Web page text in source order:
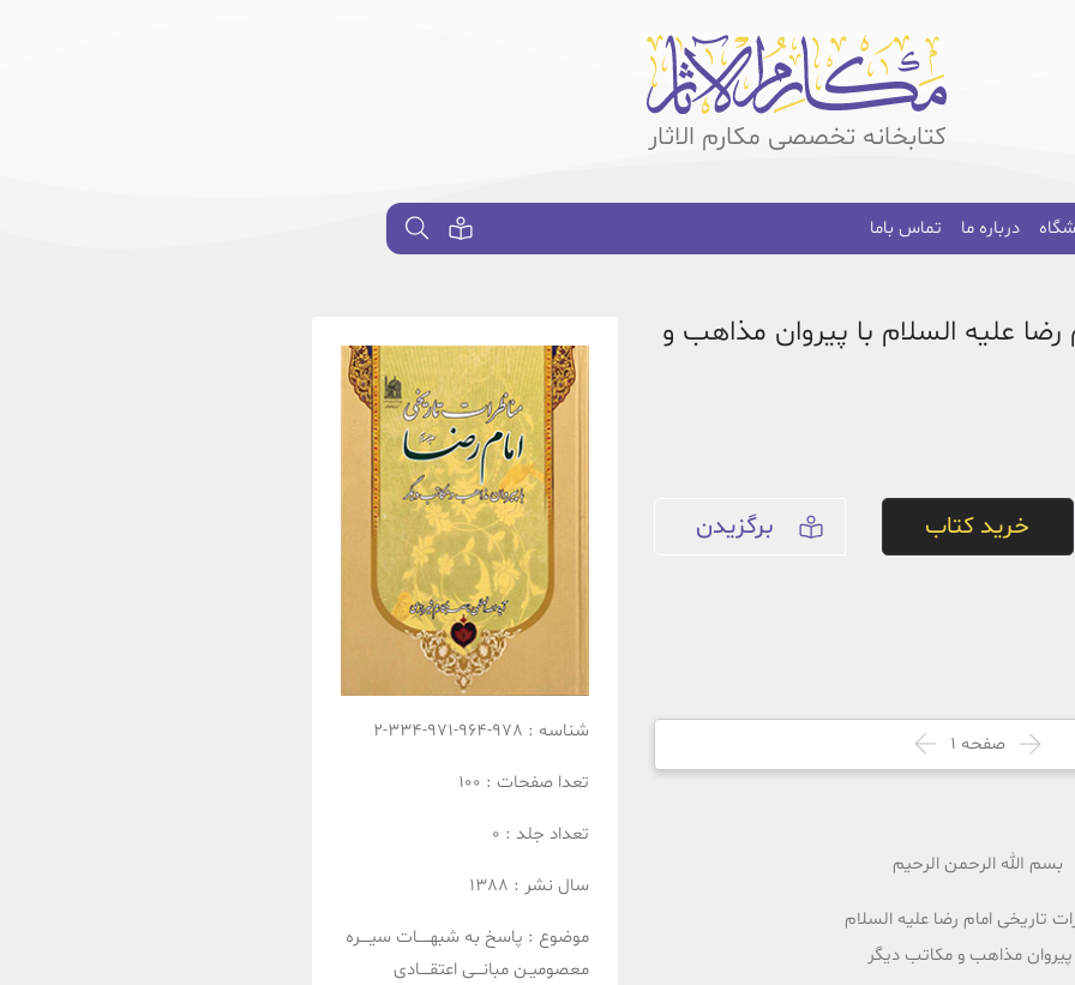
کتابخانه تخصصی مکارم الاثار
درباره ما تماس باما
رضا علیه السلام با پیروان مذاهب و
خرید کتاب برگزیدن
صفحه 1
بسم الله الرحمن الرحیم
تاریخی امام رضا علیه السلام
پیروان مذاهب و مکاتب دیگر
شناسه : 978-964-971-334-2
تعدا صفحات : 100
تعداد جلد : 0
سال نشر : 1388
موضوع : پاسخ به شبهـــــات سیــــره
معصومیـن مبانـــی اعتقــــادی